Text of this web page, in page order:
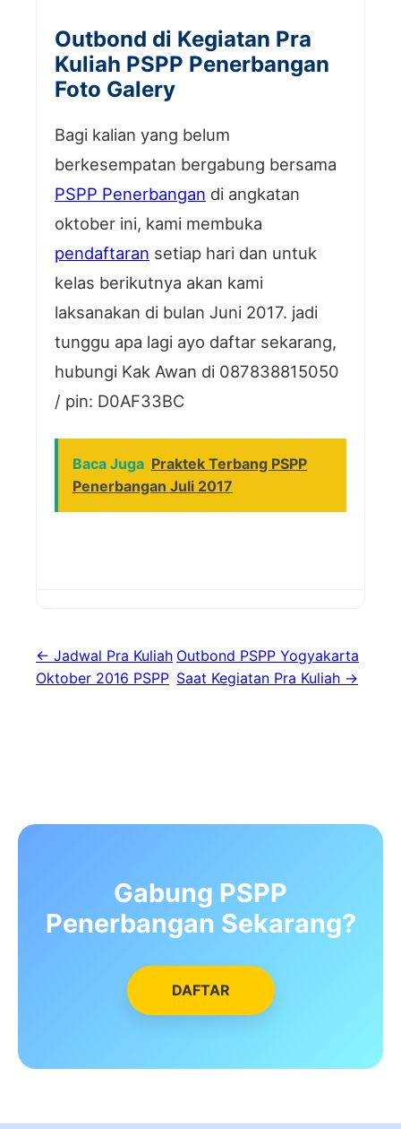
Outbond di Kegiatan Pra
Kuliah PSPP Penerbangan
Foto Galery
Bagi kalian yang belum
berkesempatan bergabung bersama
PSPP Penerbangan di angkatan
oktober ini, kami membuka
pendaftaran setiap hari dan untuk
kelas berikutnya akan kami
laksanakan di bulan Juni 2017. jadi
tunggu apa lagi ayo daftar sekarang,
hubungi Kak Awan di 087838815050
/ pin: D0AF33BC
Baca Juga Praktek Terbang PSPP
Penerbangan Juli 2017
← Jadwal Pra Kuliah
Oktober 2016 PSPP
Outbond PSPP Yogyakarta
Saat Kegiatan Pra Kuliah →
Gabung PSPP
Penerbangan Sekarang?
DAFTAR